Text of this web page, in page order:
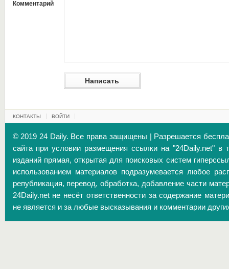
Комментарий
КОНТАКТЫ ВОЙТИ
© 2019 24 Daily. Все права защищены | Разрешается
сайта при условии размещения ссылки на "24Daily.net" в
изданий прямая, открытая для поисковых систем
использованием материалов подразумевается любое
републикация, перевод, обработка, добавление части
24Daily.net не несёт ответственности за содержание
не является и за любые высказывания и комментарии